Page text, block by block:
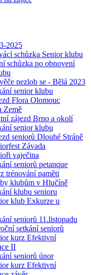
2025
schůzka Senior klubu
schůzka po obnovení
nezlob se - Bělá 2023
senior klubu
Flora Olomouc
Země
zájezd Brno a okolí
senior klubu
seniorů Dlouhé Stráně
Závada
vaječina
seniorů petanque
trénování paměti
klubům v Hlučíně
klubu senioru
klub Exkurze u
seniorů 11.listopadu
setkání seniorů
kurz Efektivní
II
seniorů únor
kurz Efektivní